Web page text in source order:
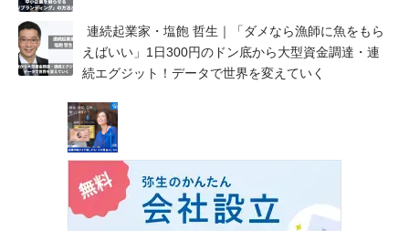
連続起業家・塩飽 哲生｜「ダメなら漁師に魚をもら
えばいい」1日300円のドン底から大型資金調達・連
続エグジット！データで世界を変えていく